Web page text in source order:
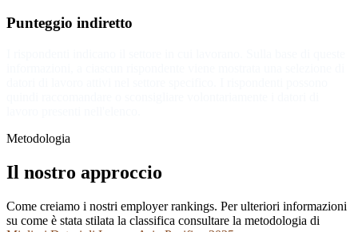
Punteggio indiretto
Metodologia
Il nostro approccio
Come creiamo i nostri employer rankings. Per ulteriori informazioni
su come è stata stilata la classifica consultare la metodologia di